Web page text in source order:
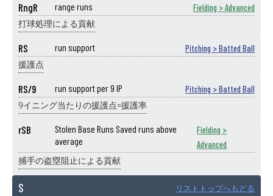
RngR range runs Fielding > Advanced
打球処理による貢献
RS run support Pitching > Batted Ball
援護点
RS/9 run support per 9 IP Pitching > Batted Ball
9イニング当たりの援護点=援護率
rSB
Stolen Base Runs Saved runs above
average
Fielding >
Advanced
捕手の盗塁阻止による貢献
S リストトップへもどる